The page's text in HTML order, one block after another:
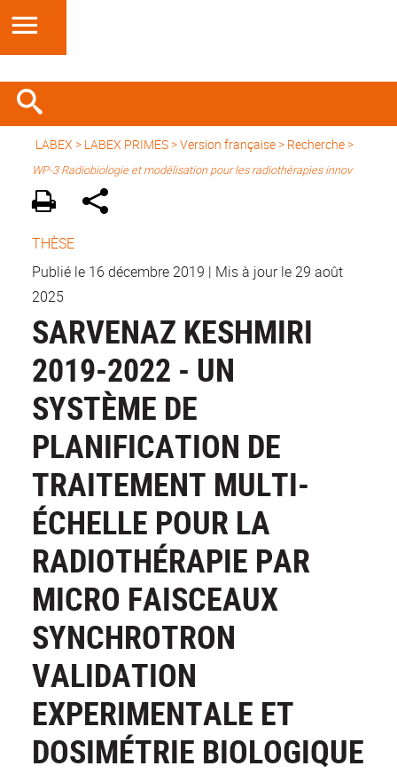
LABEX > LABEX PRIMES>Version française> Recherche >
WP-3 Radiobiologie et modélisation pour les radiothérapies innov
THÈSE
Publié le 16 décembre 2019 | Mis à jour le 29 août
2025
SARVENAZ KESHMIRI
2019-2022 - UN
SYSTÈME DE
PLANIFICATION DE
TRAITEMENT MULTI-
ÉCHELLE POUR LA
RADIOTHÉRAPIE PAR
MICRO FAISCEAUX
SYNCHROTRON
VALIDATION
EXPERIMENTALE ET
DOSIMÉTRIE BIOLOGIQUE